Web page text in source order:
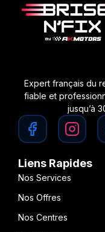
Expert français du
fiable et
jusqu’à
Liens Rapides
Nos Services
Nos Offres
Nos Centres